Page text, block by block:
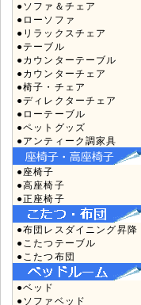
●ソファ＆チェア
●ローソファ
●リラックスチェア
●テーブル
●カウンターテーブル
●カウンターチェア
●椅子・チェア
●ディレクターチェア
●ローテーブル
●ペットグッズ
●アンティーク調家具
●座椅子
●高座椅子
●正座椅子
●布団レスダイニング昇降
●こたつテーブル
●こたつ布団
●ベッド
●ソファベッド